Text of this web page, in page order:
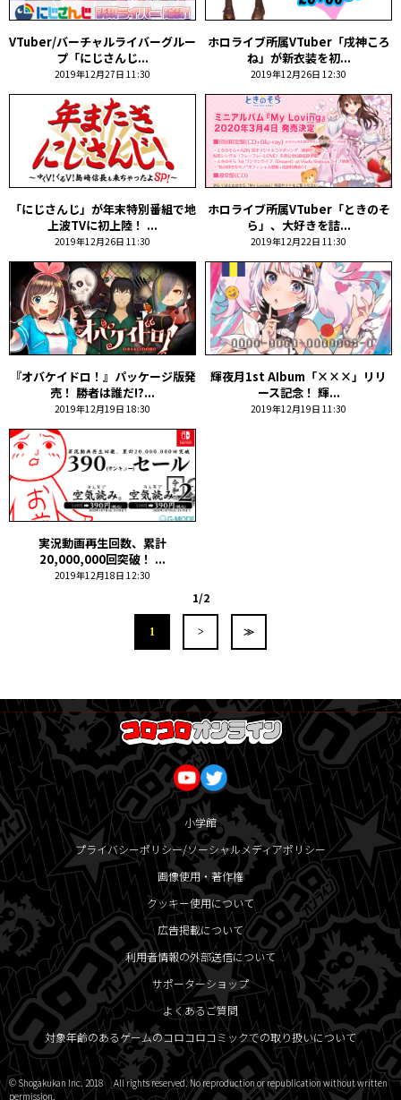
VTuber/バーチャルライバーグルー
プ「にじさんじ...
2019年12月27日 11:30
ホロライブ所属VTuber「戌神ころ
ね」が新衣装を初...
2019年12月26日 12:30
「にじさんじ」が年末特別番組で地
上波TVに初上陸！ ...
2019年12月26日 11:30
ホロライブ所属VTuber「ときのそ
ら」、大好きを詰...
2019年12月22日 11:30
『オバケイドロ！』パッケージ版発
売！ 勝者は誰だ!?...
2019年12月19日 18:30
輝夜月1st AIbum「×××」リリ
ース記念！ 輝...
2019年12月19日 11:30
実況動画再生回数、累計
20,000,000回突破！ ...
2019年12月18日 12:30
1/2
1 > ≫
小学館
プライバシーポリシー/ソーシャルメディアポリシー
画像使用・著作権
クッキー使用について
広告掲載について
利用者情報の外部送信について
サポーターショップ
よくあるご質問
対象年齢のあるゲームのコロコロコミックでの取り扱いについて
© Shogakukan Inc. 2018 All rights reserved. No reproduction or republication without written
permission.